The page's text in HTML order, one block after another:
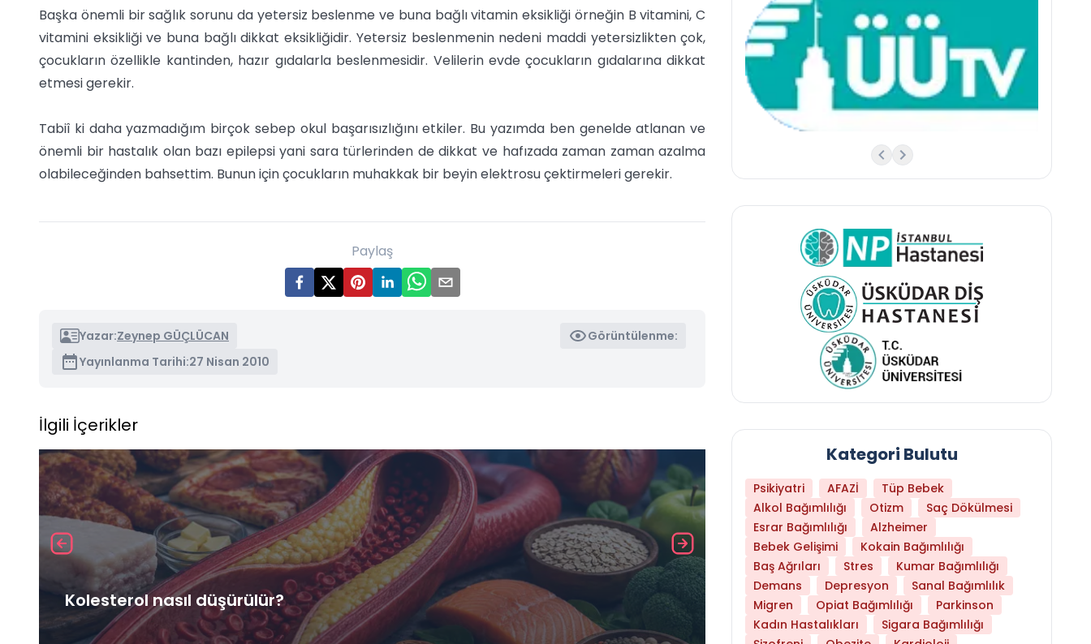
Başka önemli bir sağlık sorunu da yetersiz beslenme ve buna bağlı vitamin eksikliği örneğin B vitamini, C
vitamini eksikliği ve buna bağlı dikkat eksikliğidir. Yetersiz beslenmenin nedeni maddi yetersizlikten çok,
çocukların özellikle kantinden, hazır gıdalarla beslenmesidir. Velilerin evde çocukların gıdalarına dikkat
etmesi gerekir.
Tabiî ki daha yazmadığım birçok sebep okul başarısızlığını etkiler. Bu yazımda ben genelde atlanan ve
önemli bir hastalık olan bazı epilepsi yani sara türlerinden de dikkat ve hafızada zaman zaman azalma
olabileceğinden bahsettim. Bunun için çocukların muhakkak bir beyin elektrosu çektirmeleri gerekir.
Paylaş
Yazar:Zeynep GÜÇLÜCAN
Görüntülenme:
Yayınlanma Tarihi:27 Nisan 2010
İlgili İçerikler
Kolesterol nasıl düşürülür? Daha Az Protein Tüketmek Yaşlanmayı
Kategori Bulutu
Psikiyatri AFAZİ
Tüp Bebek
Alkol Bağımlılığı
Otizm
Saç Dökülmesi
Esrar Bağımlılığı
Alzheimer
Bebek Gelişimi
Kokain Bağımlılığı
Baş Ağrıları
Stres
Kumar Bağımlılığı
Demans
Depresyon
Sanal Bağımlılık
Migren
Opiat Bağımlılığı
Parkinson
Kadın Hastalıkları
Sigara Bağımlılığı